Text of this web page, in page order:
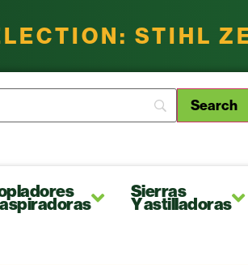
STIHL
Sierras
Y astilladoras